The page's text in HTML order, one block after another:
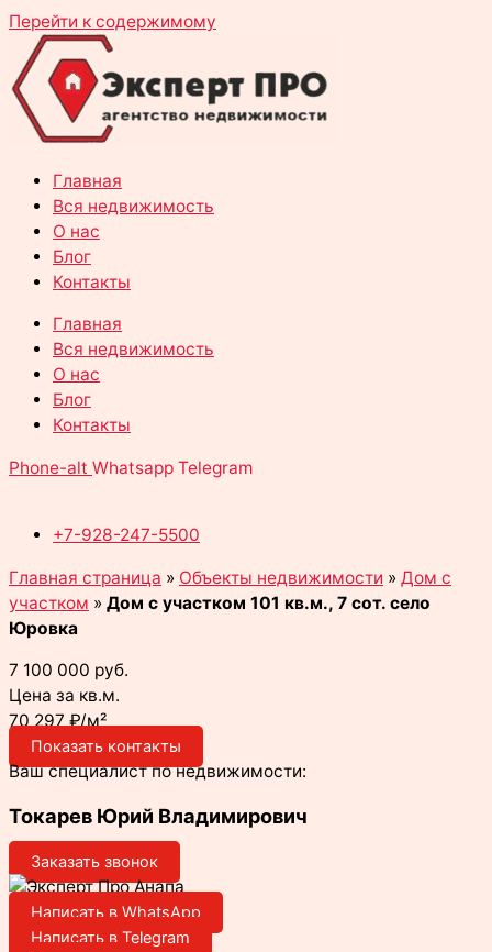
Перейти к содержимому
Главная
Вся недвижимость
О нас
Блог
Контакты
Главная
Вся недвижимость
О нас
Блог
Контакты
Phone-alt Whatsapp Telegram
+7-928-247-5500
Главная страница » Объекты недвижимости » Дом с
участком » Дом с участком 101 кв.м., 7 сот. село
Юровка
7 100 000 руб.
Цена за кв.м.
70 297 ₽/м²
Показать контакты
Ваш специалист по недвижимости:
Токарев Юрий Владимирович
Заказать звонок
Написать в WhatsApp
Написать в Telegram